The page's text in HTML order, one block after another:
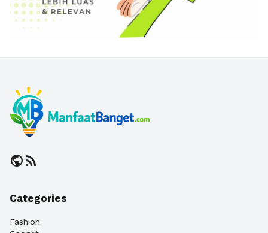
publicrss_feed
Categories
Fashion